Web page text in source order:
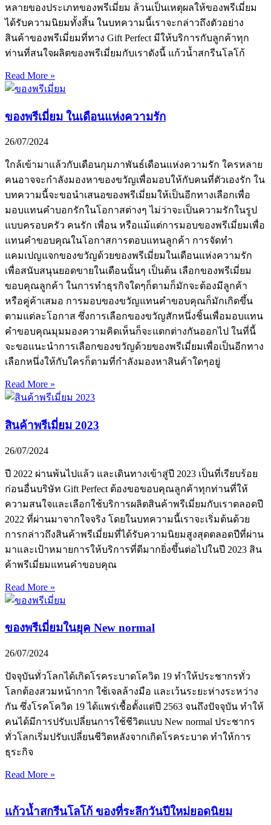
หลายของประเภทของพรีเมี่ยม ล้วนเป็นเหตุผลให้ของพรีเมี่ยม
ได้รับความนิยมทั้งสิ้น ในบทความนี้เราจะกล่าวถึงตัวอย่าง
สินค้าของพรีเมี่ยมที่ทาง Gift Perfect มีให้บริการกับลูกค้าทุก
ท่านที่สนใจผลิตของพรีเมี่ยมกับเราดังนี้ แก้วน้ำสกรีนโลโก้
Read More »
ของพรีเมี่ยม ในเดือนแห่งความรัก
26/07/2024
ใกล้เข้ามาแล้วกับเดือนกุมภาพันธ์เดือนแห่งความรัก ใครหลาย
คนอาจจะกำลังมองหาของขวัญเพื่อมอบให้กับคนที่ตัวเองรัก ใน
บทความนี้จะขอนำเสนอของพรีเมี่ยมให้เป็นอีกทางเลือกเพื่อ
มอบแทนคำบอกรักในโอกาสต่างๆ ไม่ว่าจะเป็นความรักในรูป
แบบครอบครัว คนรัก เพื่อน หรือแม้แต่การมอบของพรีเมี่ยมเพื่อ
แทนคำขอบคุณในโอกาสการตอบแทนลูกค้า การจัดทำ
แคมเปญแจกของขวัญด้วยของพรีเมี่ยมในเดือนแห่งความรัก
เพื่อสนับสนุนยอดขายในเดือนนั้นๆ เป็นต้น เลือกของพรีเมี่ยม
ขอบคุณลูกค้า ในการทำธุรกิจใดๆก็ตามก็มักจะต้องมีลูกค้า
หรือคู่ค้าเสมอ การมอบของขวัญแทนคำขอบคุณก็มักเกิดขึ้น
ตามแต่ละโอกาส ซึ่งการเลือกของขวัญสักหนึ่งชิ้นเพื่อมอบแทน
คำขอบคุณมุมมองความคิดเห็นก็จะแตกต่างกันออกไป ในที่นี้
จะขอแนะนำการเลือกของขวัญด้วยของพรีเมี่ยมเพื่อเป็นอีกทาง
เลือกหนึ่งให้กับใครก็ตามที่กำลังมองหาสินค้าใดๆอยู่
Read More »
สินค้าพรีเมี่ยม 2023
26/07/2024
ปี 2022 ผ่านพ้นไปแล้ว และเดินทางเข้าสู่ปี 2023 เป็นที่เรียบร้อย
ก่อนอื่นบริษัท Gift Perfect ต้องขอขอบคุณลูกค้าทุกท่านที่ให้
ความสนใจและเลือกใช้บริการผลิตสินค้าพรีเมี่ยมกับเราตลอดปี
2022 ที่ผ่านมาจากใจจริง โดยในบทความนี้เราจะเริ่มต้นด้วย
การกล่าวถึงสินค้าพรีเมี่ยมที่ได้รับความนิยมสูงสุดตลอดปีที่ผ่าน
มาและเป้าหมายการให้บริการที่ดีมากยิ่งขึ้นต่อไปในปี 2023 สิน
ค้าพรีเมี่ยมแทนคำขอบคุณ
Read More »
ของพรีเมี่ยมในยุค New normal
26/07/2024
ปัจจุบันทั่วโลกได้เกิดโรคระบาดโควิด 19 ทำให้ประชากรทั่ว
โลกต้องสวมหน้ากาก ใช้เจลล้างมือ และเว้นระยะห่างระหว่าง
กัน ซึ่งโรคโควิด 19 ได้แพร่เชื้อตั้งแต่ปี 2563 จนถึงปัจจุบัน ทำให้
คนได้มีการปรับเปลี่ยนการใช้ชีวิตแบบ New normal ประชากร
ทั่วโลกเริ่มปรับเปลี่ยนชีวิตหลังจากเกิดโรคระบาด ทำให้การ
ธุระกิจ
Read More »
แก้วน้ำสกรีนโลโก้ ของที่ระลึกวันปีใหม่ยอดนิยม